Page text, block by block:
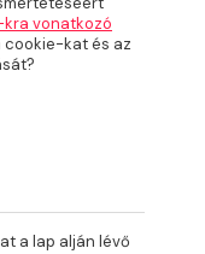
vonatkozó
cookie-kat és az
a lap alján lévő